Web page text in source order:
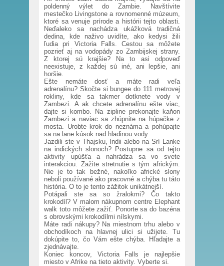
poldenný výlet do Zambie. Navštívite
mestečko Livingstone a rovnomenné múzeum,
ktoré sa venuje prírode a histórii tejto oblasti.
Neďaleko sa nachádza ukážková tradičná
dedina, kde naživo uvidíte, ako kedysi žili
ľudia pri Victoria Falls. Cestou sa môžete
pozrieť aj na vodopády zo Zambijskej strany.
Z ktorej sú krajšie? Na to asi odpoveď
neexistuje, z každej sú iné, ani lepšie, ani
horšie.
Ešte nemáte dosť a máte radi veľa
adrenalínu? Skočte si bungee do 111 metrovej
rokliny, kde sa takmer dotknete vody v
Zambezi. A ak chcete adrenalínu ešte viac,
dajte si kombo. Na zipline prekonajte kaňon
Zambezi a naviac sa zhúpnite na húpačke z
mosta. Urobte krok do neznáma a pohúpajte
sa na lane kúsok nad hladinou vody.
Jazdili ste v Thajsku, Indii alebo na Srí Lanke
na indických slonoch? Postupne sa od tejto
aktivity upúšťa a nahrádza sa vo svete
interakciou. Zažite stretnutie s tým africkým.
Nie je to tak bežné, nakoľko africké slony
neboli používané ako pracovné a chýba tu táto
história. O to je tento zážitok unikátnejší.
Potápali ste sa so žralokmi? Čo takto
krokodíl? V malom nákupnom centre Elephant
walk toto môžete zažiť. Ponorte sa do bazéna
s obrovskými krokodílmi nílskymi.
Máte radi nákupy? Na miestnom trhu alebo v
obchodíkoch na hlavnej ulici si užijete. Tu
dokúpite to, čo Vám ešte chýba. Hľadajte a
zjednávajte.
Koniec koncov, Victoria Falls je najlepšie
miesto v Afrike na tieto aktivity. Vyberte si.